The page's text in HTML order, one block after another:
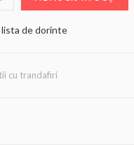
lista de dorinte
cu trandafiri